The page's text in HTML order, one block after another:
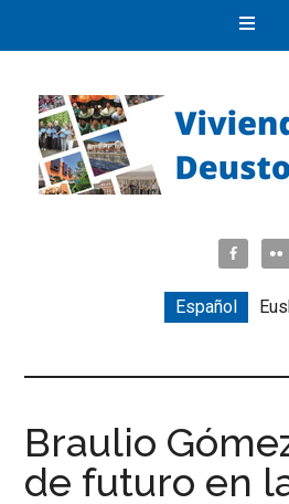
Español
Braulio
de futuro en